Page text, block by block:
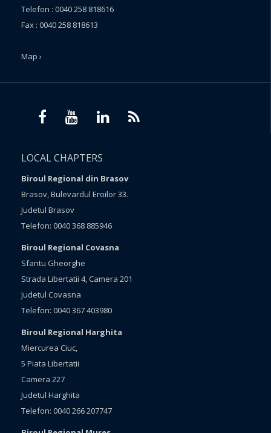
Telefon : 0040 258 818616
Fax : 0040 258 818613
Map ›
LOCAL CHAPTERS
Biroul Regional din Brasov
Brasov, Bulevardul Eroilor 33.
Judetul Brasov
Telefon: 0040 368 885946
Biroul Regional Covasna
Sfantu Gheorghe
Strada Libertatii 4, Camera 201
Judetul Covasna
Telefon: 0040 367 403980
Biroul Regional Harghita
Miercurea Ciuc,
5 Piata Libertatii
Camera 227
Judetul Harghita
Telefon: 0040 266 207747